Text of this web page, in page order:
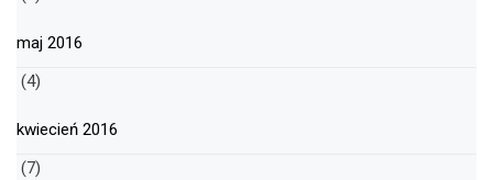
maj 2016
(4)
kwiecień 2016
(7)